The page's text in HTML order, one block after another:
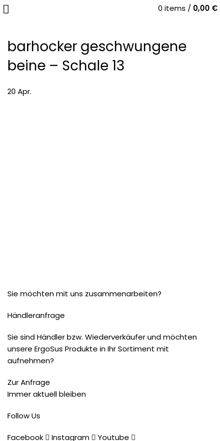
0 items / 0,00 €
barhocker geschwungene
beine – Schale 13
20 Apr.
Sie möchten mit uns zusammenarbeiten?
Händleranfrage
Sie sind Händler bzw. Wiederverkäufer und möchten
unsere ErgoSus Produkte in Ihr Sortiment mit
aufnehmen?
Zur Anfrage
Immer aktuell bleiben
Follow Us
Facebook
Instagram Youtube